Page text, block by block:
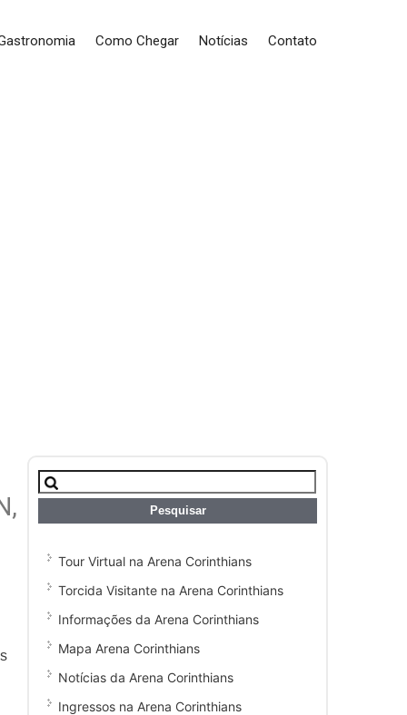
Como Chegar Notícias Contato
Pesquisar
por:
Tour Virtual na Arena Corinthians
Torcida Visitante na Arena Corinthians
Informações da Arena Corinthians
Mapa Arena Corinthians
Notícias da Arena Corinthians
Ingressos na Arena Corinthians